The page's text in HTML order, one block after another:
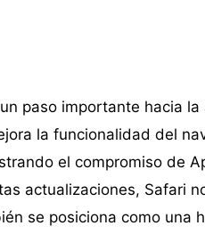
paso importante hacia
la funcionalidad del
el compromiso de
actualizaciones, Safari
se posiciona como una